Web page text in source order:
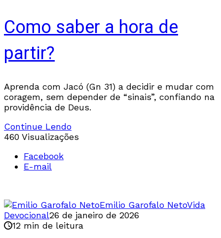
Como saber a hora de
partir?
Aprenda com Jacó (Gn 31) a decidir e mudar com
coragem, sem depender de “sinais”, confiando na
providência de Deus.
Continue Lendo
460 Visualizações
Facebook
E-mail
Emilio Garofalo NetoVida
Devocional26 de janeiro de 2026
12 min de leitura